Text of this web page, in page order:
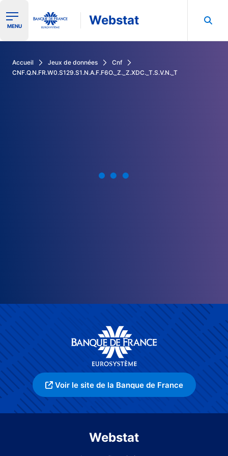
Ouvrir le menu de navigation
MENU Webstat
Accueil Jeux de données
Cnf
CNF.Q.N.FR.W0.S129.S1.N.A.F.F6O._Z._Z.XDC._T.S.V.N._T
Voir le site de la Banque de France
Webstat